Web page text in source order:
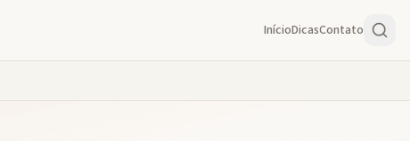
InícioDicasContato